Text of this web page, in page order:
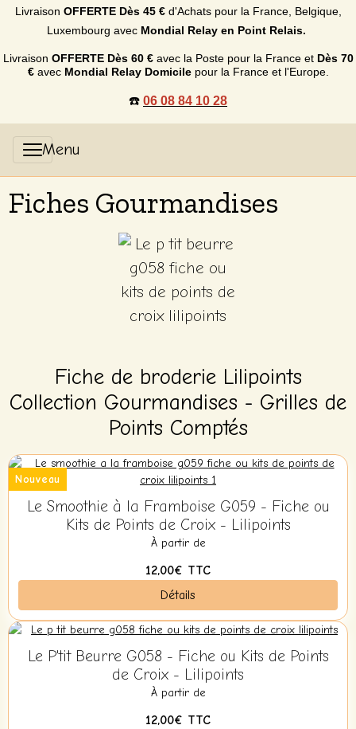
Livraison OFFERTE Dès 45 €d'Achats pour la France, Belgique,
Luxembourg avec Mondial Relay en Point Relais.
Livraison OFFERTE Dès 60 €avec la Poste pour la France et Dès 70
€avec Mondial Relay Domicilepour la France et l'Europe.
☎️ 06 08 84 10 28
Fiches Gourmandises
Fiche de broderie Lilipoints
Collection Gourmandises - Grilles de
Points Comptés
Nouveau
Le Smoothie à la Framboise G059 - Fiche ou
Kits de Points de Croix - Lilipoints
À partir de
12,00€ TTC
Détails
Le P'tit Beurre G058 - Fiche ou Kits de Points
de Croix - Lilipoints
À partir de
12,00€ TTC